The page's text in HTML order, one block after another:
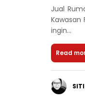
Jual
Kawasan
ingin...
Read